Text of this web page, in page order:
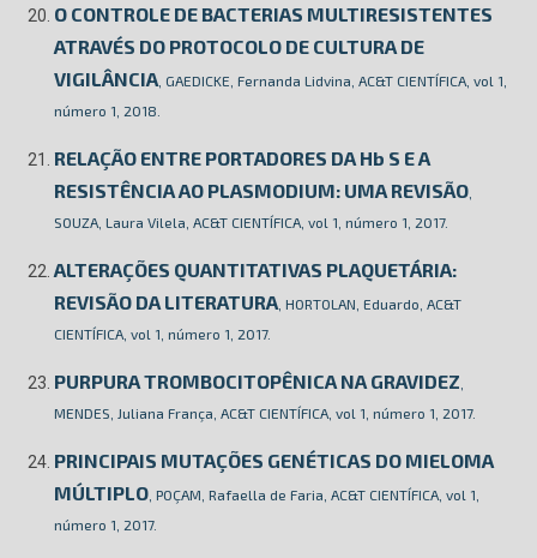
O CONTROLE DE BACTERIAS MULTIRESISTENTES
ATRAVÉS DO PROTOCOLO DE CULTURA DE
VIGILÂNCIA , GAEDICKE, Fernanda Lidvina, AC&T CIENTÍFICA, vol 1,
número 1, 2018.
RELAÇÃO ENTRE PORTADORES DA Hb S E A
RESISTÊNCIA AO PLASMODIUM: UMA REVISÃO
SOUZA, Laura Vilela, AC&T CIENTÍFICA, vol 1, número 1, 2017.
ALTERAÇÕES QUANTITATIVAS PLAQUETÁRIA:
REVISÃO DA LITERATURA , HORTOLAN, Eduardo, AC&T
CIENTÍFICA, vol 1, número 1, 2017.
PURPURA TROMBOCITOPÊNICA NA GRAVIDEZ
MENDES, Juliana França, AC&T CIENTÍFICA, vol 1, número 1, 2017.
PRINCIPAIS MUTAÇÕES GENÉTICAS DO MIELOMA
MÚLTIPLO , POÇAM, Rafaella de Faria, AC&T CIENTÍFICA, vol 1,
número 1, 2017.